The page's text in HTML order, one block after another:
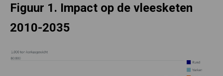
Figuur 1. Impact op de vleesketen
2010-2035